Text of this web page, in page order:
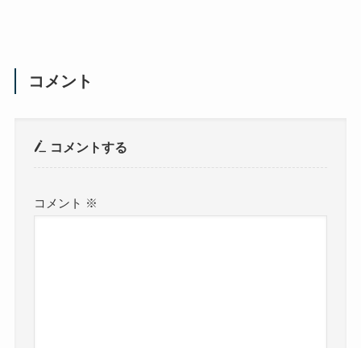
コメント
コメントする
コメント ※